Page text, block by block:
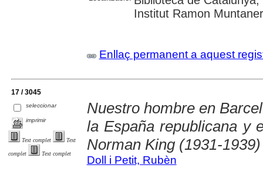
Institut Ramon
Enllaç permanent a aquest
17 / 3045
seleccionar
imprimir
Text complet Text
complet Text complet
Nuestro hombre en
la España republicana y
Norman King (1931-1939)
Doll i Petit, Rubèn